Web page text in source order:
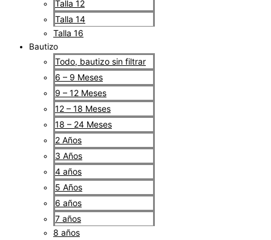
Talla 12
Talla 14
Talla 16
Bautizo
Todo, bautizo sin filtrar
6 – 9 Meses
9 – 12 Meses
12 – 18 Meses
18 – 24 Meses
2 Años
3 Años
4 años
5 Años
6 años
7 años
8 años